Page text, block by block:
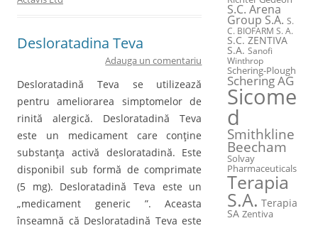
Desloratadina Teva
Adauga un comentariu
Desloratadină Teva se utilizează
pentru ameliorarea simptomelor de
rinită alergică. Desloratadină Teva
este un medicament care conţine
substanţa activă desloratadină. Este
disponibil sub formă de comprimate
(5 mg). Desloratadină Teva este un
„medicament generic ”. Aceasta
înseamnă că Desloratadină Teva este
S.C. Arena
Group S.A. S.
C. BIOFARM S. A.
S.C. ZENTIVA
S.A. Sanofi
Winthrop
Schering-Plough
Schering AG
Sicome
d
Smithkline
Beecham
Solvay
Pharmaceuticals
Terapia
S.A. Terapia
SA Zentiva